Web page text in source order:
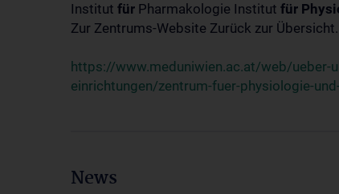
Institut für Pharmakologie Institut für
Zur Zentrums-Website Zurück zur
https://www.meduniwien.ac.at/web/
einrichtungen/zentrum-fuer-physiologie-
News